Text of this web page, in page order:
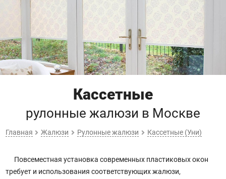
Кассетные
рулонные жалюзи в Москве
Главная Жалюзи Рулонные жалюзи Кассетные (Уни)
Повсеместная установка современных пластиковых окон
требует и использования соответствующих жалюзи,